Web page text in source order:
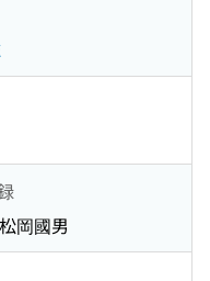
岡國男